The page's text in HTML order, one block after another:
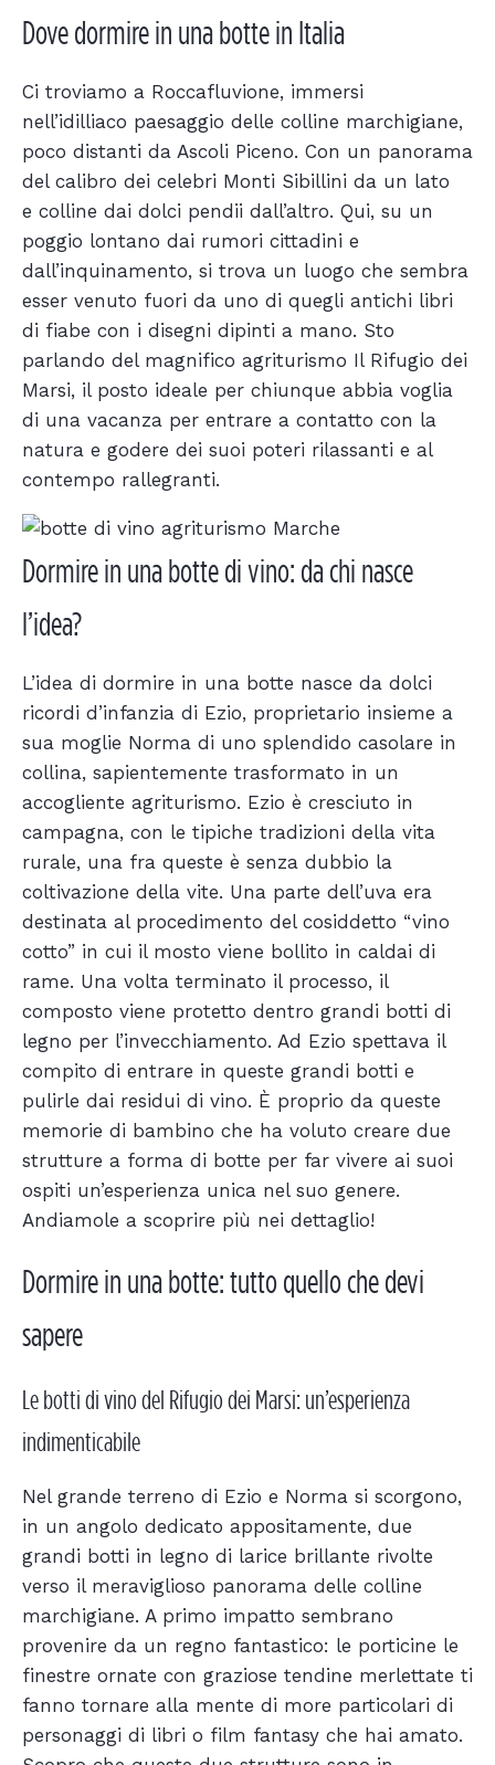
Dove dormire in una botte in Italia
Ci troviamo a Roccafluvione, immersi
nell’idilliaco paesaggio delle colline marchigiane,
poco distanti da Ascoli Piceno. Con un panorama
del calibro dei celebri Monti Sibillini da un lato
e colline dai dolci pendii dall’altro. Qui, su un
poggio lontano dai rumori cittadini e
dall’inquinamento, si trova un luogo che sembra
esser venuto fuori da uno di quegli antichi libri
di fiabe con i disegni dipinti a mano. Sto
parlando del magnifico agriturismo Il Rifugio dei
Marsi, il posto ideale per chiunque abbia voglia
di una vacanza per entrare a contatto con la
natura e godere dei suoi poteri rilassanti e al
contempo rallegranti.
Dormire in una botte di vino: da chi nasce
l’idea?
L’idea di dormire in una botte nasce da dolci
ricordi d’infanzia di Ezio, proprietario insieme a
sua moglie Norma di uno splendido casolare in
collina, sapientemente trasformato in un
accogliente agriturismo. Ezio è cresciuto in
campagna, con le tipiche tradizioni della vita
rurale, una fra queste è senza dubbio la
coltivazione della vite. Una parte dell’uva era
destinata al procedimento del cosiddetto “vino
cotto” in cui il mosto viene bollito in caldai di
rame. Una volta terminato il processo, il
composto viene protetto dentro grandi botti di
legno per l’invecchiamento. Ad Ezio spettava il
compito di entrare in queste grandi botti e
pulirle dai residui di vino. È proprio da queste
memorie di bambino che ha voluto creare due
strutture a forma di botte per far vivere ai suoi
ospiti un’esperienza unica nel suo genere.
Andiamole a scoprire più nei dettaglio!
Dormire in una botte: tutto quello che devi
sapere
Le botti di vino del Rifugio dei Marsi: un’esperienza
indimenticabile
Nel grande terreno di Ezio e Norma si scorgono,
in un angolo dedicato appositamente, due
grandi botti in legno di larice brillante rivolte
verso il meraviglioso panorama delle colline
marchigiane. A primo impatto sembrano
provenire da un regno fantastico: le porticine le
finestre ornate con graziose tendine merlettate ti
fanno tornare alla mente di more particolari di
personaggi di libri o film fantasy che hai amato.